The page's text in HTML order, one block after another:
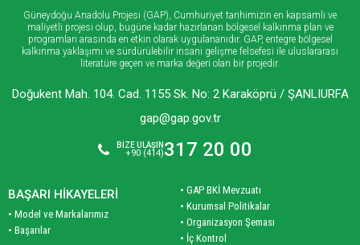
Güneydoğu Anadolu Projesi (GAP), Cumhuriyet tarihimizin en kapsamlı ve
maliyetli projesi olup, bugüne kadar hazırlanan bölgesel kalkınma plan ve
programları arasında en etkin olarak uygulananıdır. GAP, entegre bölgesel
kalkınma yaklaşımı ve sürdürülebilir insani gelişme felsefesi ile uluslararası
literatüre geçen ve marka değeri olan bir projedir.
Doğukent Mah. 104. Cad. 1155 Sk. No: 2 Karaköprü / ŞANLIURFA
gap@gap.gov.tr
BİZE ULAŞIN
+90 (414)317 20 00
BAŞARI HİKAYELERİ
• Model ve Markalarımız
• Başarılar
• GAP BKİ Mevzuatı
• Kurumsal Politikalar
• Organizasyon Şeması
• İç Kontrol